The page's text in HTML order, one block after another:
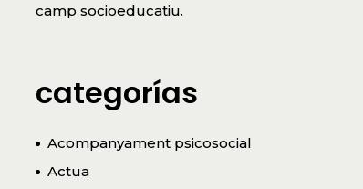
camp socioeducatiu.
categorías
Acompanyament psicosocial
Actua